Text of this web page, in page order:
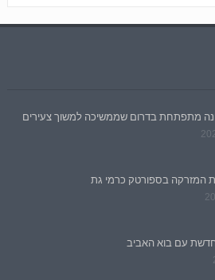
מתפתחת בדרום שממשיכה למשוך צעירים
המזרקה בספורטק כרמי גת
עם בוא האביב